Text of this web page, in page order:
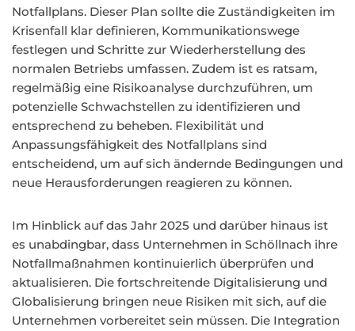
Notfallplans. Dieser Plan sollte die Zuständigkeiten im
Krisenfall klar definieren, Kommunikationswege
festlegen und Schritte zur Wiederherstellung des
normalen Betriebs umfassen. Zudem ist es ratsam,
regelmäßig eine Risikoanalyse durchzuführen, um
potenzielle Schwachstellen zu identifizieren und
entsprechend zu beheben. Flexibilität und
Anpassungsfähigkeit des Notfallplans sind
entscheidend, um auf sich ändernde Bedingungen und
neue Herausforderungen reagieren zu können.
Im Hinblick auf das Jahr 2025 und darüber hinaus ist
es unabdingbar, dass Unternehmen in Schöllnach ihre
Notfallmaßnahmen kontinuierlich überprüfen und
aktualisieren. Die fortschreitende Digitalisierung und
Globalisierung bringen neue Risiken mit sich, auf die
Unternehmen vorbereitet sein müssen. Die Integration